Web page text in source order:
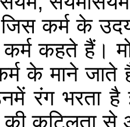
जिस कर्म के
कहते हैं।
के माने
रंग भरता
कुटिलता से